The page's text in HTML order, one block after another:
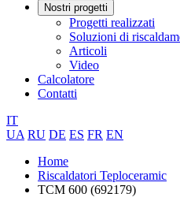
Nostri progetti
Progetti realizzati
Soluzioni di
Articoli
Video
Calcolatore
Contatti
IT
UA RU DE ES FR EN
Home
Riscaldatori Teploceramic
ТСМ 600 (692179)